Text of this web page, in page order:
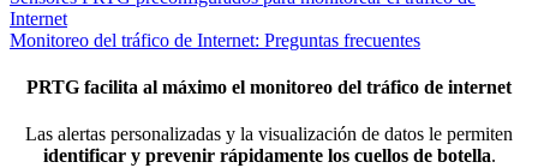
Internet
Monitoreo del tráfico de Internet: Preguntas frecuentes
PRTG facilita al máximo el monitoreo del tráfico de internet
Las alertas personalizadas y la visualización de datos le permiten
identificar y prevenir rápidamente los cuellos de botella.